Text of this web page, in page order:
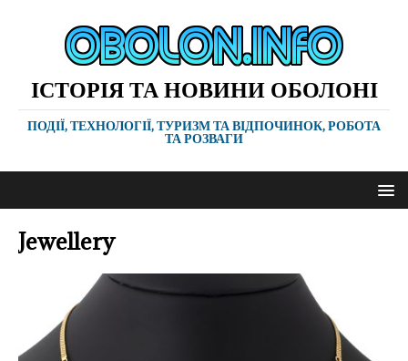
ІСТОРІЯ ТА НОВИНИ ОБОЛОНІ
ПОДІЇ, ТЕХНОЛОГІЇ, ТУРИЗМ ТА ВІДПОЧИНОК, РОБОТА
ТА РОЗВАГИ
Jewellery